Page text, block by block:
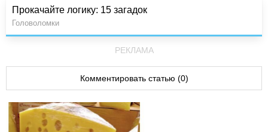
Прокачайте логику: 15 загадок
Головоломки
РЕКЛАМА
Комментировать статью (0)